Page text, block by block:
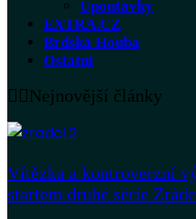
Upoutávky
EXTRA.CZ
Brdská Houba
Ostatní
Nejnovější články
Vítězka a kontroverzní
startem druhé série